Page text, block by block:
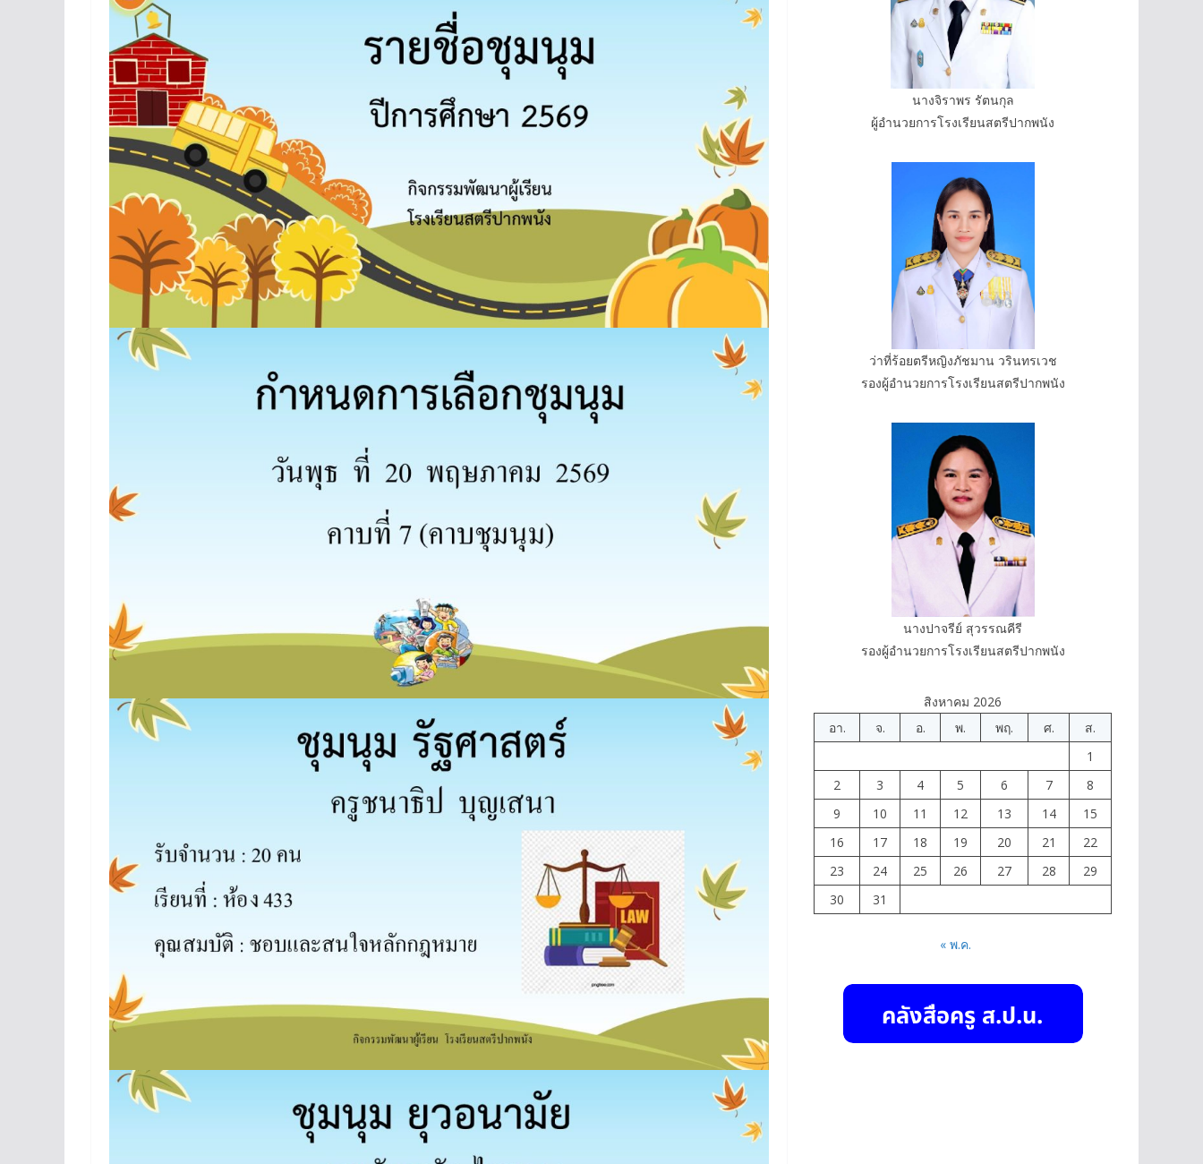
นางจิราพร รัตนกุล
ผู้อำนวยการโรงเรียนสตรีปากพนัง
ว่าที่ร้อยตรีหญิงภัชมาน วรินทรเวช
รองผู้อำนวยการโรงเรียนสตรีปากพนัง
นางปาจรีย์ สุวรรณคีรี
รองผู้อำนวยการโรงเรียนสตรีปากพนัง
สิงหาคม 2026
อา.
จ. อ. พ. พฤ. ศ.
ส.
1
2
3 4 5 6 7
8
9
10 11 12 13 14
15
16
17 18 19 20 21
22
23
24 25 26 27 28
29
30
31
« พ.ค.